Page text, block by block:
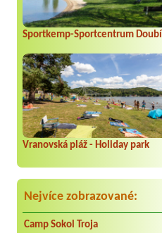
Sportkemp-Sportcentrum Doubí
Vranovská pláž - Holiday park
Nejvíce zobrazované:
Camp Sokol Troja